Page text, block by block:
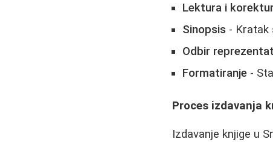
Lektura i
Sinopsis - Kratak
Odbir
Formatiranje -
Proces izdavanja
Izdavanje knjige u